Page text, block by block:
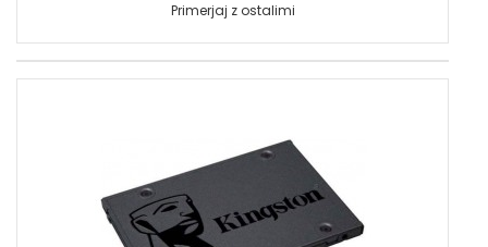
Primerjaj z ostalimi